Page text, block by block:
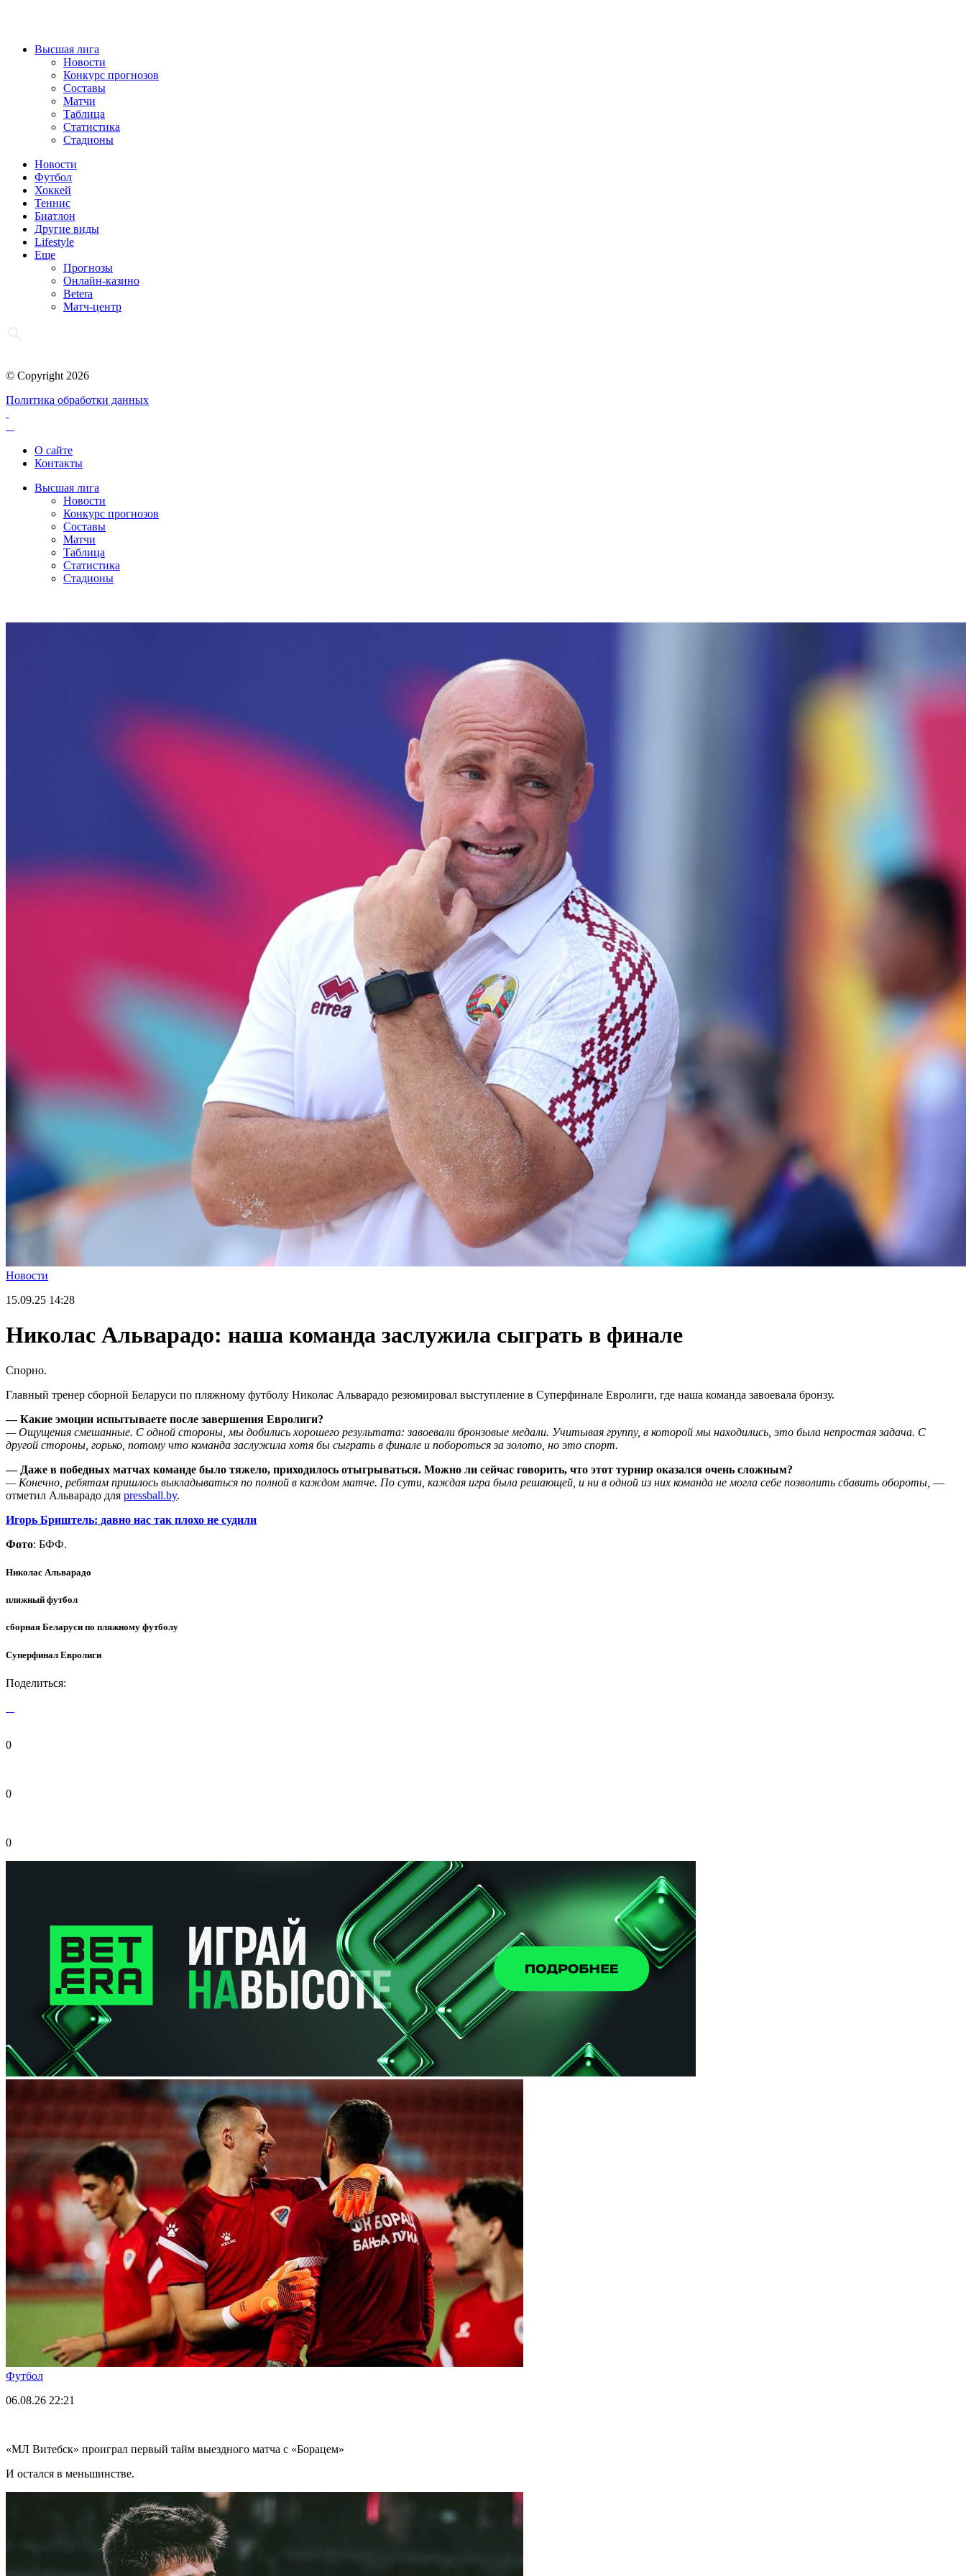
Высшая лига
Новости
Конкурс прогнозов
Составы
Матчи
Таблица
Статистика
Стадионы
Новости
Футбол
Хоккей
Теннис
Биатлон
Другие виды
Lifestyle
Еще
Прогнозы
Онлайн-казино
Betera
Матч-центр
© Copyright 2026
Политика обработки данных
О сайте
Контакты
Высшая лига
Новости
Конкурс прогнозов
Составы
Матчи
Таблица
Статистика
Стадионы
Новости
15.09.25 14:28
Николас Альварадо: наша команда заслужила сыграть в финале
Спорно.
Главный тренер сборной Беларуси по пляжному футболу Николас Альварадо резюмировал выступление в Суперфинале Евролиги, где наша команда завоевала бронзу.
— Какие эмоции испытываете после завершения Евролиги?
— Ощущения смешанные. С одной стороны, мы добились хорошего результата: завоевали бронзовые медали. Учитывая группу, в которой мы находились, это была непростая задача. С
другой стороны, горько, потому что команда заслужила хотя бы сыграть в финале и побороться за золото, но это спорт.
— Даже в победных матчах команде было тяжело, приходилось отыгрываться. Можно ли сейчас говорить, что этот турнир оказался очень сложным?
— Конечно, ребятам пришлось выкладываться по полной в каждом матче. По сути, каждая игра была решающей, и ни в одной из них команда не могла себе позволить сбавить обороты, —
отметил Альварадо для pressball.by.
Игорь Бриштель: давно нас так плохо не судили
Фото: БФФ.
Николас Альварадо
пляжный футбол
сборная Беларуси по пляжному футболу
Суперфинал Евролиги
Поделиться:
0
0
0
Футбол
06.08.26 22:21
«МЛ Витебск» проиграл первый тайм выездного матча с «Борацем»
И остался в меньшинстве.